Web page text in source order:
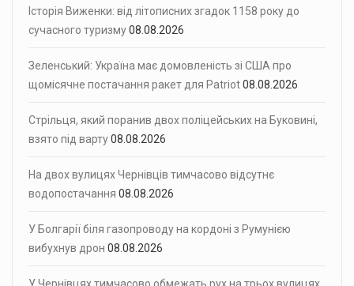
Історія Виженки: від літописних згадок 1158 року до
сучасного туризму08.08.2026
Зеленський: Україна має домовленість зі США про
щомісячне постачання ракет для Patriot08.08.2026
Стрільця, який поранив двох поліцейських на Буковині,
взято під варту08.08.2026
На двох вулицях Чернівців тимчасово відсутнє
водопостачання 08.08.2026
У Болгарії біля газопроводу на кордоні з Румунією
вибухнув дрон 08.08.2026